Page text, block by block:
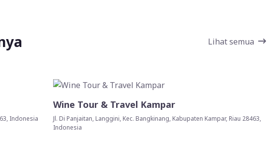
Lihat semua
Indonesia
Wine Tour & Travel Kampar
Jl. Di Panjaitan, Langgini, Kec. Bangkinang, Kabupaten Kampar, Riau 28463,
Indonesia